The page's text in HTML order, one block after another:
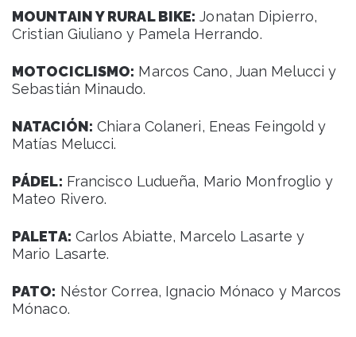
MOUNTAIN Y RURAL BIKE: Jonatan Dipierro,
Cristian Giuliano y Pamela Herrando.
MOTOCICLISMO: Marcos Cano, Juan Melucci y
Sebastián Minaudo.
NATACIÓN: Chiara Colaneri, Eneas Feingold y
Matías Melucci.
PÁDEL: Francisco Ludueña, Mario Monfroglio y
Mateo Rivero.
PALETA: Carlos Abiatte, Marcelo Lasarte y
Mario Lasarte.
PATO: Néstor Correa, Ignacio Mónaco y Marcos
Mónaco.